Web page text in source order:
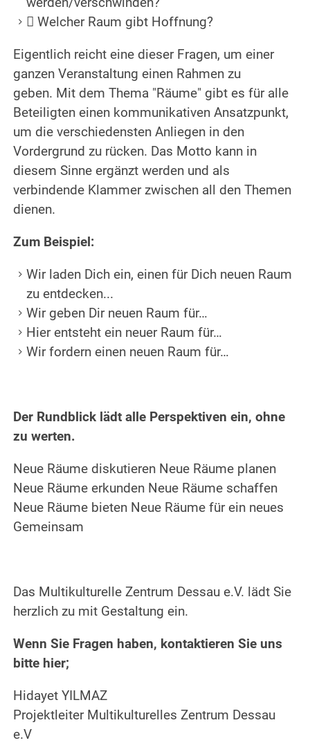
 Welcher Raum gibt Hoffnung?
Eigentlich reicht eine dieser Fragen, um einer
ganzen Veranstaltung einen Rahmen zu
geben. Mit dem Thema "Räume" gibt es für alle
Beteiligten einen kommunikativen Ansatzpunkt,
um die verschiedensten Anliegen in den
Vordergrund zu rücken. Das Motto kann in
diesem Sinne ergänzt werden und als
verbindende Klammer zwischen all den Themen
dienen.
Zum Beispiel:
Wir laden Dich ein, einen für Dich neuen Raum
zu entdecken...
Wir geben Dir neuen Raum für…
Hier entsteht ein neuer Raum für…
Wir fordern einen neuen Raum für…
Der Rundblick lädt alle Perspektiven ein, ohne
zu werten.
Neue Räume diskutieren Neue Räume planen
Neue Räume erkunden Neue Räume schaffen
Neue Räume bieten Neue Räume für ein neues
Gemeinsam
Das Multikulturelle Zentrum Dessau e.V. lädt Sie
herzlich zu mit Gestaltung ein.
Wenn Sie Fragen haben, kontaktieren Sie uns
bitte hier;
Hidayet YILMAZ
Projektleiter Multikulturelles Zentrum Dessau
e.V